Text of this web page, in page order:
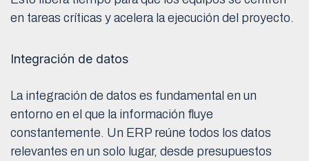
en tareas críticas y acelera la ejecución del proyecto.
Integración de datos
La integración de datos es fundamental en un
entorno en el que la información fluye
constantemente. Un ERP reúne todos los datos
relevantes en un solo lugar, desde presupuestos